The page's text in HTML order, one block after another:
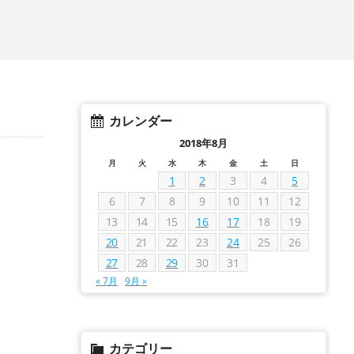
カレンダー
2018年8月
月 火 水 木 金 土 日
1 2 3 4
5
6
7 8 9 10 11
12
13
14 15 16 17 18
19
20
21 22 23 24 25
26
27
28 29 30 31
« 7月 9月 »
カテゴリー